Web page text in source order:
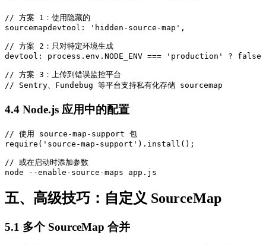
// 方案 1：使用隐藏的
sourcemapdevtool: 'hidden-source-map',
// 方案 2：只对特定环境生成
devtool: process.env.NODE_ENV === 'production' ?
// 方案 3：上传到错误监控平台
// Sentry、Fundebug 等平台支持私有化存储 sourcemap
4.4 Node.js 应用中的配置
// 使用 source-map-support 包
require('source-map-support').install();
// 或在启动时添加参数
node --enable-source-maps app.js
五、高级技巧：自定义 SourceMap
5.1 多个 SourceMap 合并